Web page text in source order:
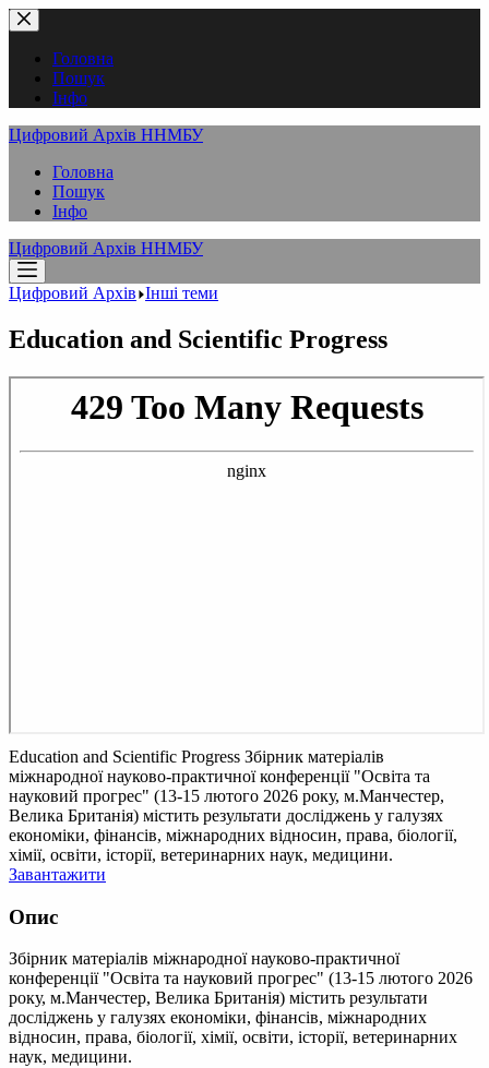
Перейти
до
вмістуГоловна
Пошук
Інфо
Цифровий Архів ННМБУ
Головна
Пошук
Інфо
Цифровий Архів ННМБУ
Цифровий Архів Інші теми
Education and Scientific Progress
Education and Scientific Progress Збірник матеріалів
міжнародної науково-практичної конференції "Освіта та
науковий прогрес" (13-15 лютого 2026 року, м.Манчестер,
Велика Британія) містить результати досліджень у галузях
економіки, фінансів, міжнародних відносин, права, біології,
хімії, освіти, історії, ветеринарних наук, медицини.
Завантажити
Опис
Збірник матеріалів міжнародної науково-практичної
конференції "Освіта та науковий прогрес" (13-15 лютого 2026
року, м.Манчестер, Велика Британія) містить результати
досліджень у галузях економіки, фінансів, міжнародних
відносин, права, біології, хімії, освіти, історії, ветеринарних
наук, медицини.